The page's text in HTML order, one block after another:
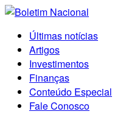
Últimas notícias
Artigos
Investimentos
Finanças
Conteúdo Especial
Fale Conosco